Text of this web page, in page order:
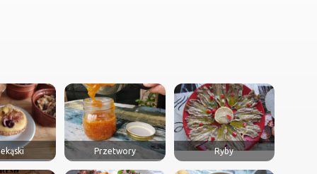
Przetwory Ryby